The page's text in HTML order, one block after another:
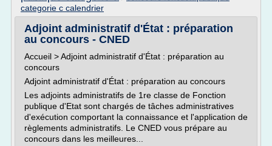
categorie c calendrier
Adjoint administratif d'État : préparation
au concours - CNED
Accueil > Adjoint administratif d'État : préparation au
concours
Adjoint administratif d'État : préparation au concours
Les adjoints administratifs de 1re classe de Fonction
publique d'Etat sont chargés de tâches administratives
d'exécution comportant la connaissance et l'application de
règlements administratifs. Le CNED vous prépare au
concours dans les meilleures...